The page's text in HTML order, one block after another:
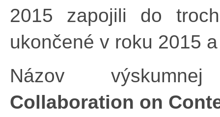
2015 zapojili do
ukončené v roku 2015
Názov
Collaboration on